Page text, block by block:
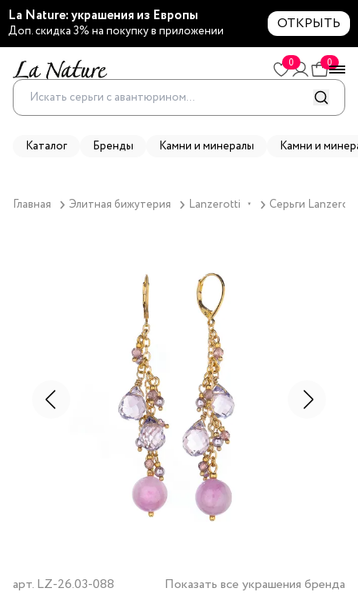
La Nature: украшения из Европы
Доп. скидка 3% на покупку в приложении ОТКРЫТЬ
0 0
Каталог Бренды Камни и минералы Камни и
Главная Элитная бижутерия Lanzerotti ▼ Серьги
арт. LZ-26.03-088 Показать все украшения бренда